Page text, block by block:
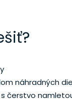
náhradných
čerstvo